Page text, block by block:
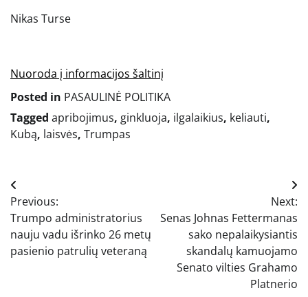
Nikas Turse
Nuoroda į informacijos šaltinį
Posted in PASAULINĖ POLITIKA
Tagged apribojimus, ginkluoja, ilgalaikius, keliauti,
Kubą, laisvės, Trumpas
Navigacija
tarp
įrašų
Previous:
Trumpo administratorius
nauju vadu išrinko 26 metų
pasienio patrulių veteraną
Next:
Senas Johnas Fettermanas
sako nepalaikysiantis
skandalų kamuojamo
Senato vilties Grahamo
Platnerio